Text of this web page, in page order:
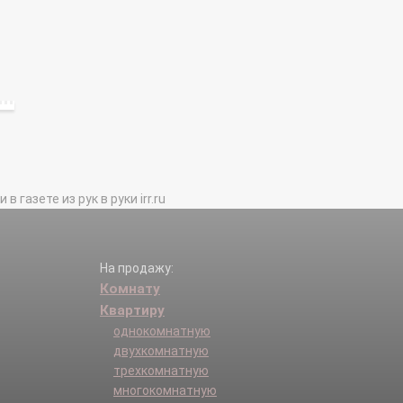
газете из рук в руки irr.ru
На продажу:
Комнату
Квартиру
однокомнатную
двухкомнатную
трехкомнатную
многокомнатную